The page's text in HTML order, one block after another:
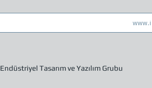
Endüstriyel Tasarım ve Yazılım Grubu